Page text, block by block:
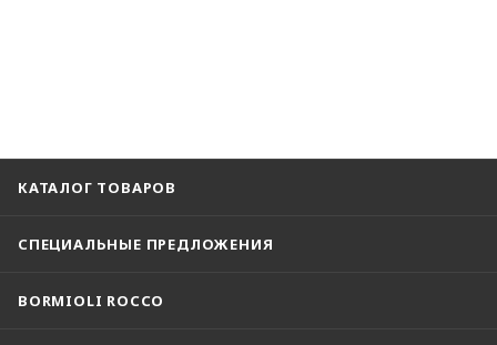
КАТАЛОГ ТОВАРОВ
СПЕЦИАЛЬНЫЕ ПРЕДЛОЖЕНИЯ
BORMIOLI ROCCO